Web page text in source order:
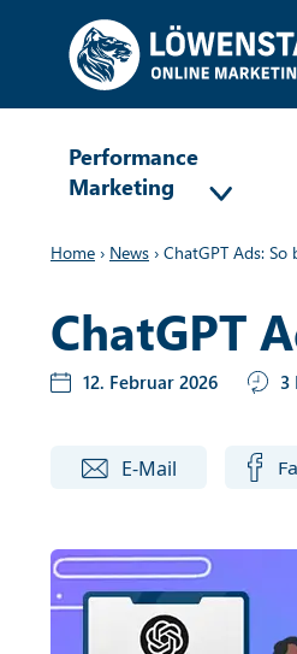
Performance
Marketing
Home › News › ChatGPT Ads:
ChatGPT
12. Februar 2026 3